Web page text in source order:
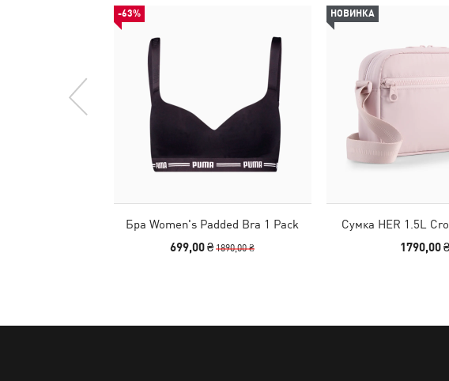
-63%
Бра Women's Padded Bra 1 Pack
699,00 ₴1890,00 ₴
НОВИНКА
Сумка HER 1.5L
1790,00 ₴